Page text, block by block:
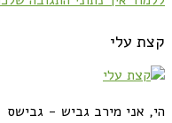
קצת עלי
הי, אני מירב גביש - גבישס